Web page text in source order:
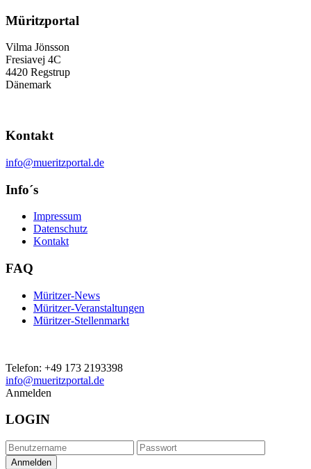
Müritzportal
Vilma Jönsson
Fresiavej 4C
4420 Regstrup
Dänemark
Kontakt
info@mueritzportal.de
Info´s
Impressum
Datenschutz
Kontakt
FAQ
Müritzer-News
Müritzer-Veranstaltungen
Müritzer-Stellenmarkt
Telefon: +49 173 2193398
info@mueritzportal.de
Anmelden
LOGIN